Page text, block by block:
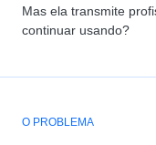
Mas ela transmite
continuar usando?
O PROBLEMA